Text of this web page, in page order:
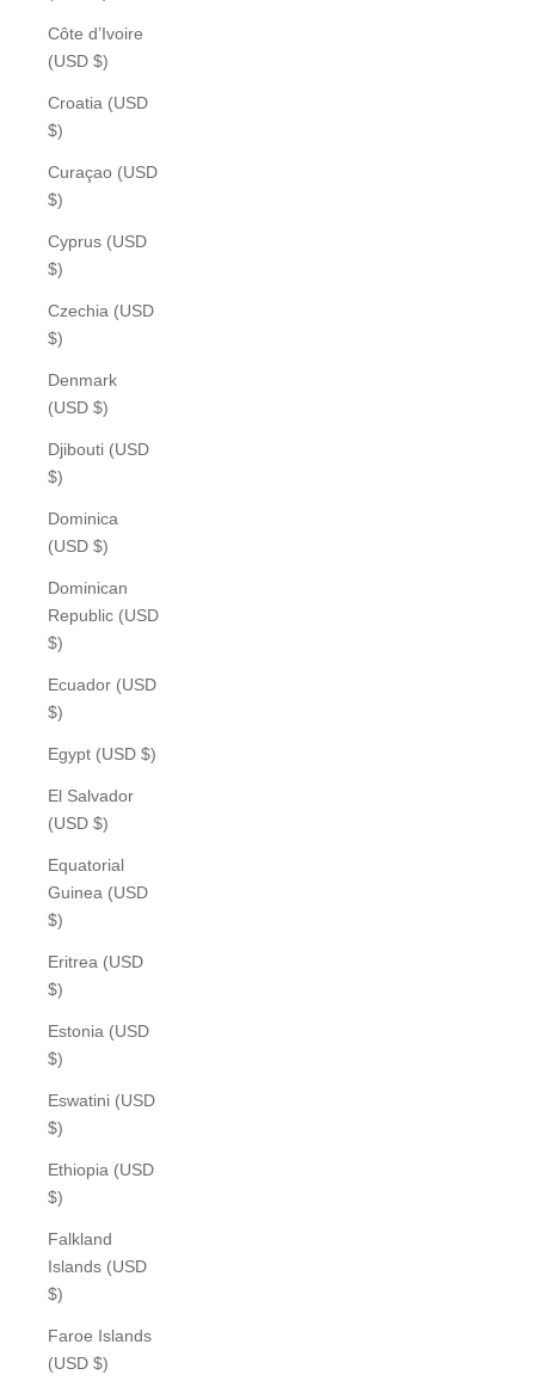
Côte d’Ivoire
(USD $)
Croatia (USD
$)
Curaçao (USD
$)
Cyprus (USD
$)
Czechia (USD
$)
Denmark
(USD $)
Djibouti (USD
$)
Dominica
(USD $)
Dominican
Republic (USD
$)
Ecuador (USD
$)
Egypt (USD $)
El Salvador
(USD $)
Equatorial
Guinea (USD
$)
Eritrea (USD
$)
Estonia (USD
$)
Eswatini (USD
$)
Ethiopia (USD
$)
Falkland
Islands (USD
$)
Faroe Islands
(USD $)